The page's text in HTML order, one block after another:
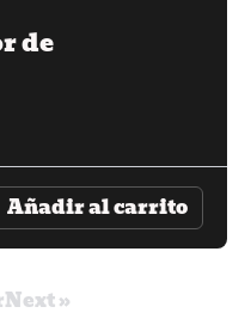
de
Añadir al carrito
Next »